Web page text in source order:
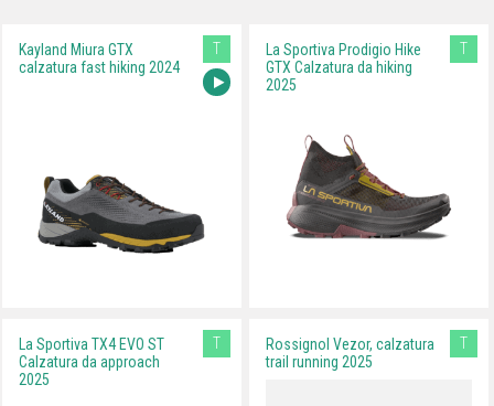
Kayland Miura GTX
calzatura fast hiking 2024
T
La Sportiva Prodigio Hike
GTX Calzatura da hiking
2025
T
La Sportiva TX4 EVO ST
Calzatura da approach
2025
T
Rossignol Vezor, calzatura
trail running 2025
T